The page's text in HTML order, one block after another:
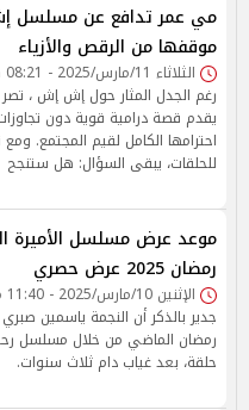
مي عمر تدافع عن مسلسل
موقفها من الرقص والأزياء
الثلاثاء 11/مارس/2025 - 08:21 ص
رغم الجدل المثار حول إش إش ،
يقدم قصة درامية قوية دون
احترامها الكامل لقيم المجتمع. ومع
للحلقات، يبقى السؤال: هل ستنجح
موعد عرض مسلسل الأميرة
رمضان 2025 عرض حصري
الإثنين 10/مارس/2025 - 11:40 م
جدير بالذكر أن النجمة ياسمين
حلقة، بعد غياب دام ثلاث سنوات.